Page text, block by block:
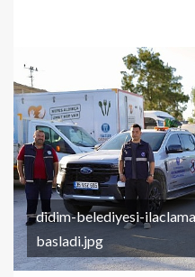
didim-belediyesi-
basladi.jpg